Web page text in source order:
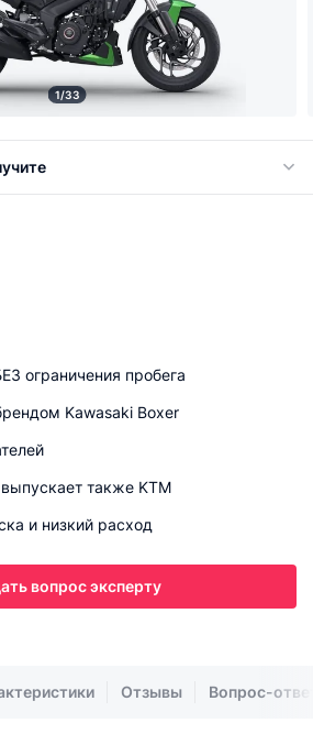
1/33
ограничения пробега
Kawasaki Boxer
также KTM
и низкий расход
вопрос эксперту
Отзывы Вопрос-